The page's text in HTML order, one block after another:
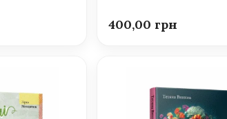
400,00